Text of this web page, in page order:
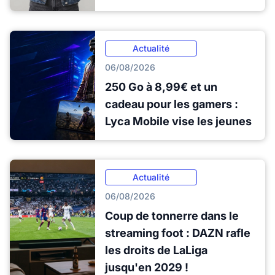
Actualité
06/08/2026
250 Go à 8,99€ et un
cadeau pour les gamers :
Lyca Mobile vise les jeunes
Actualité
06/08/2026
Coup de tonnerre dans le
streaming foot : DAZN rafle
les droits de LaLiga
jusqu'en 2029 !